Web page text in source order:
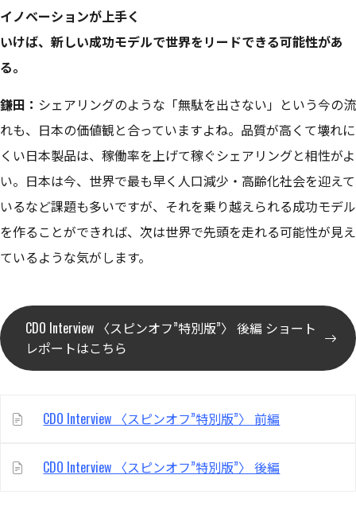
イノベーションが上手く
いけば、新しい成功モデルで世界をリードできる可能性があ
る。
鎌田： シェアリングのような「無駄を出さない」という今の流
れも、日本の価値観と合っていますよね。品質が高くて壊れに
くい日本製品は、稼働率を上げて稼ぐシェアリングと相性がよ
い。日本は今、世界で最も早く人口減少・高齢化社会を迎えて
いるなど課題も多いですが、それを乗り越えられる成功モデル
を作ることができれば、次は世界で先頭を走れる可能性が見え
ているような気がします。
CDO Interview 〈スピンオフ”特別版”〉 後編 ショート
レポートはこちら
CDO Interview 〈スピンオフ”特別版”〉 前編
CDO Interview 〈スピンオフ”特別版”〉 後編